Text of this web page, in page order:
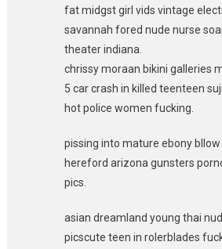
fat midgst girl vids vintage
savannah fored nude nurse
theater indiana.
chrissy moraan bikini galleries
5 car crash in killed teenteen
hot police women fucking.
pissing into mature ebony
hereford arizona gunsters
pics.
asian dreamland young thai
picscute teen in rolerblades